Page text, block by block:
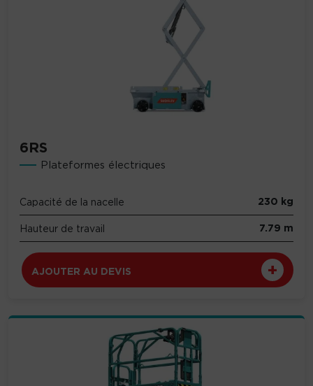
6RS
Plateformes électriques
Capacité de la nacelle 230 kg
Hauteur de travail 7.79 m
AJOUTER AU DEVIS